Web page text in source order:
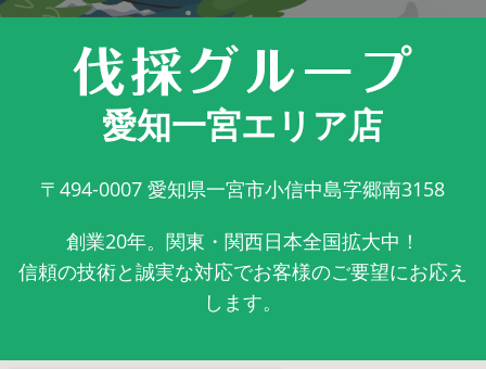
愛知一宮エリア店
〒494-0007 愛知県一宮市小信中島字郷南3158
創業20年。関東・関西日本全国拡大中！
信頼の技術と誠実な対応でお客様のご要望にお応え
します。